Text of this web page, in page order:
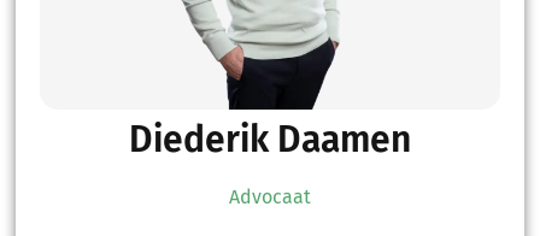
Diederik Daamen
Advocaat